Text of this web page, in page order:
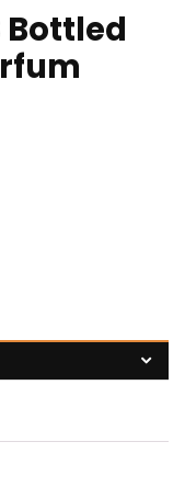
Bottled